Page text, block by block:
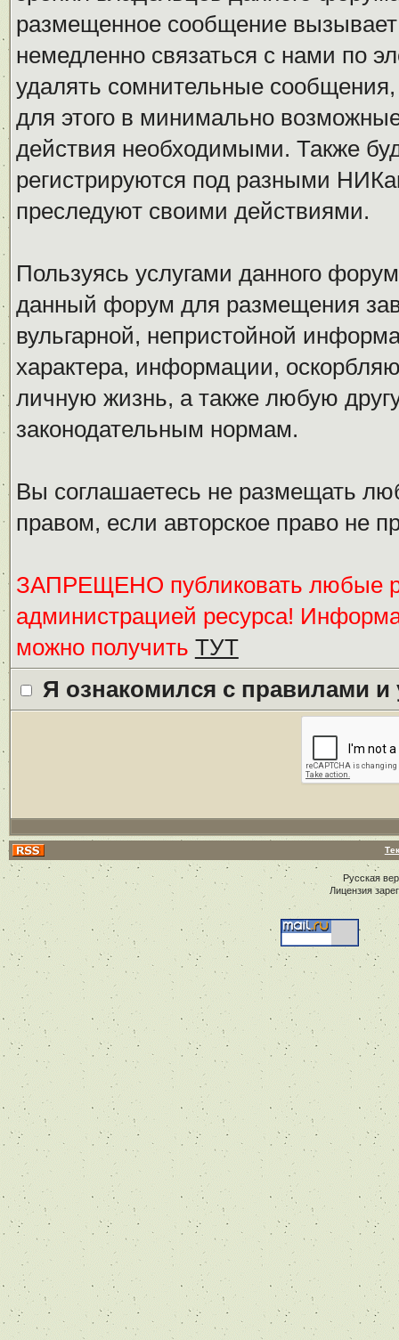
размещенное сообщение
немедленно связаться с нами по
удалять сомнительные
для этого в минимально
действия необходимыми. Также
регистрируются под разными
преследуют своими действиями.
Пользуясь услугами данного
данный форум для размещения
вульгарной, непристойной
характера, информации,
личную жизнь, а также любую
законодательным нормам.
Вы соглашаетесь не размещать
правом, если авторское право не
ЗАПРЕЩЕНО публиковать любые
администрацией ресурса!
можно получить ТУТ
Я ознакомился с правилами
Русская
Лицензия